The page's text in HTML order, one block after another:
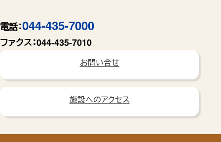
電話：044-435-7000
ファクス：044-435-7010
お問い合せ
施設へのアクセス